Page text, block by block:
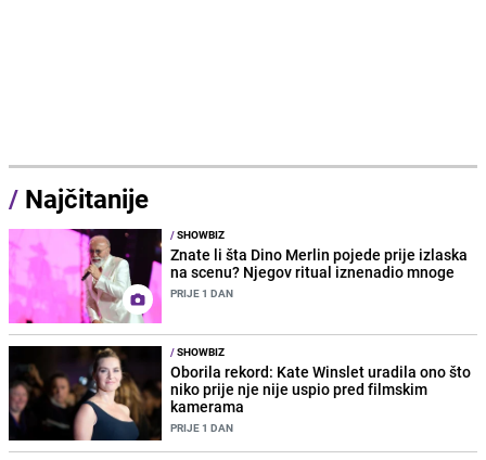
/ Najčitanije
/SHOWBIZ
Znate li šta Dino Merlin pojede prije izlaska
na scenu? Njegov ritual iznenadio mnoge
PRIJE 1 DAN
/SHOWBIZ
Oborila rekord: Kate Winslet uradila ono što
niko prije nje nije uspio pred filmskim
kamerama
PRIJE 1 DAN